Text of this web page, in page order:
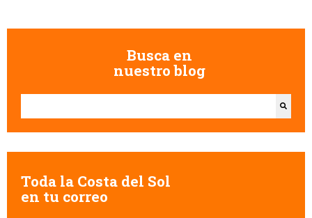
Busca en
nuestro blog
Esto es un campo de búsqueda con una función de texto predictivo.
Toda la Costa del Sol
en tu correo